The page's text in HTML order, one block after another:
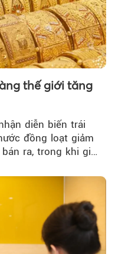
thế giới tăng
diễn biến trái
đồng loạt giảm
ra, trong khi giá